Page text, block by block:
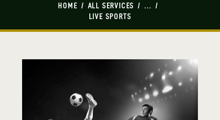
HOME ALL SERVICES
...
LIVE SPORTS
MASH UP
TAP ROOM